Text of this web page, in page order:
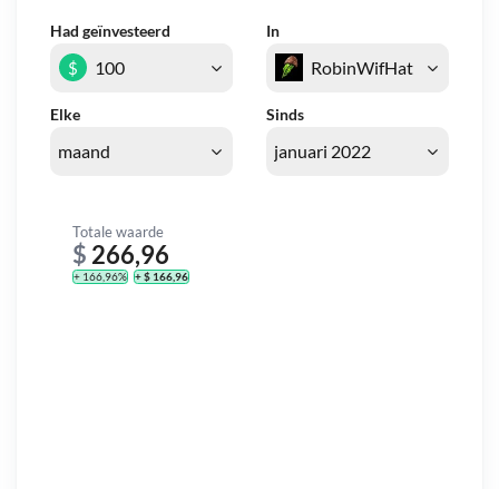
Had geïnvesteerd In
Elke Sinds
$
Totale waarde
$ 266,96
+ 166,96% + $ 166,96